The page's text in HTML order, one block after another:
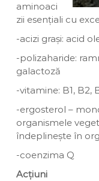
aminoaci
zii esențiali cu
-acizi grași: acid
-polizaharide:
galactoză
-vitamine: B1, B2,
-ergosterol –
organismele
îndeplinește în
-coenzima Q
Acțiuni